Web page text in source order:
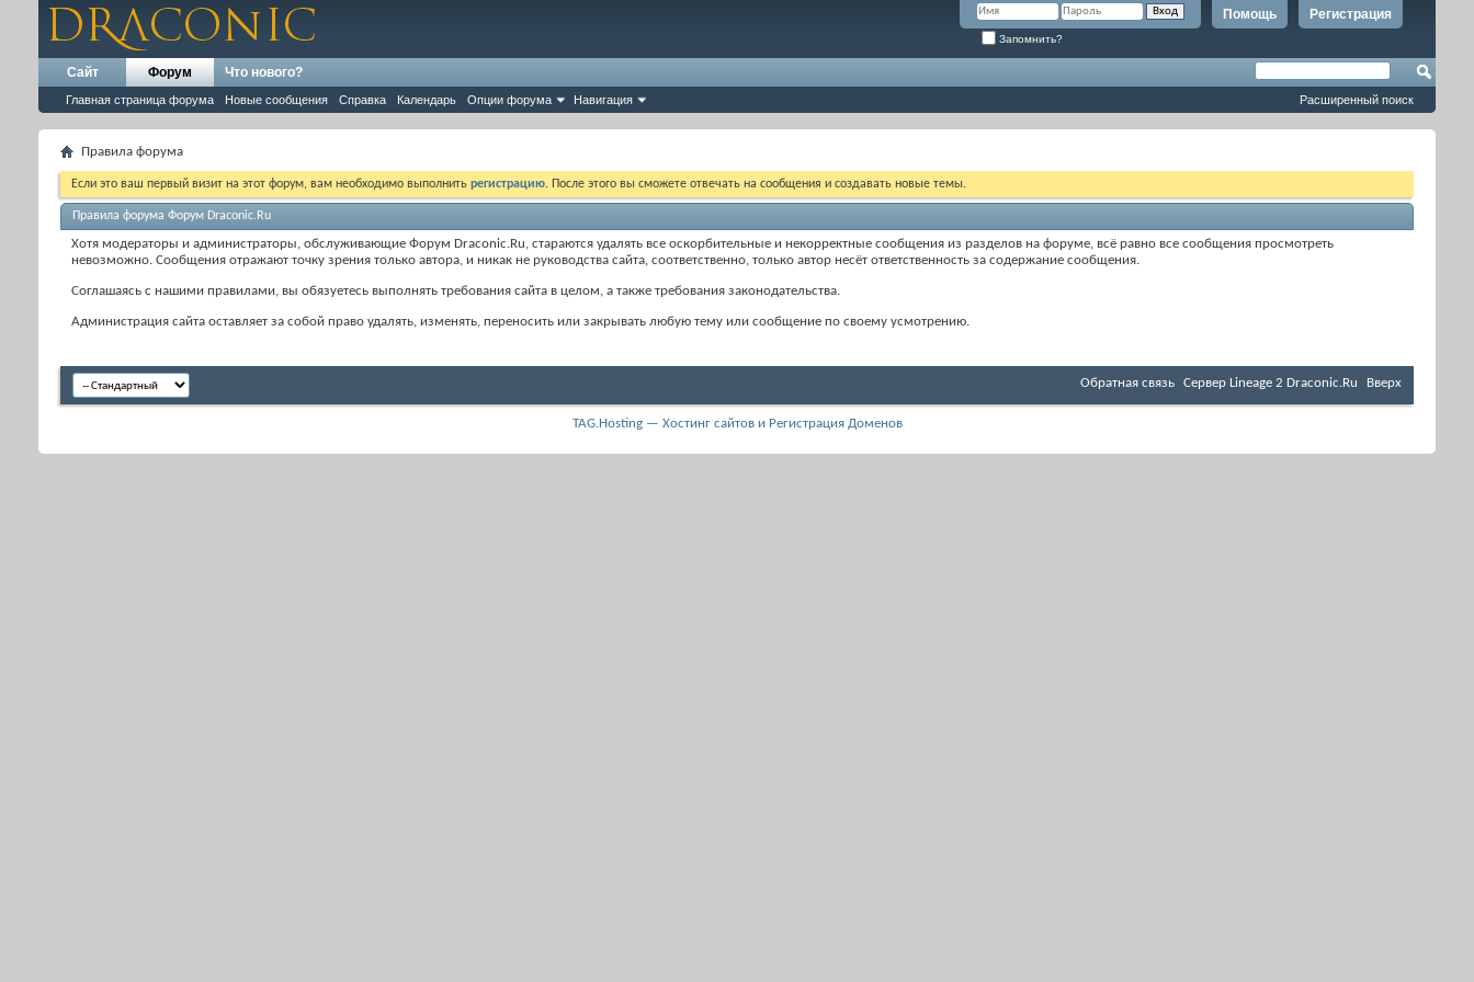
Регистрация
Помощь
Запомнить?
Сайт Форум
Главная страница форума Новые сообщения Справка Календарь Опции форума Навигация
Что нового?
Расширенный поиск
Правила форума
Если это ваш первый визит на этот форум, вам необходимо выполнить регистрацию. После этого вы сможете отвечать на сообщения и создавать новые темы.
Правила форума Форум Draconic.Ru
Хотя модераторы и администраторы, обслуживающие Форум Draconic.Ru, стараются удалять все оскорбительные и некорректные сообщения из разделов на форуме, всё равно все сообщения просмотреть
невозможно. Сообщения отражают точку зрения только автора, и никак не руководства сайта, соответственно, только автор несёт ответственность за содержание сообщения.
Соглашаясь с нашими правилами, вы обязуетесь выполнять требования сайта в целом, а также требования законодательства.
Администрация сайта оставляет за собой право удалять, изменять, переносить или закрывать любую тему или сообщение по своему усмотрению.
Обратная связь Cервер Lineage 2 Draconic.Ru Вверх
TAG.Hosting — Хостинг сайтов и Регистрация Доменов